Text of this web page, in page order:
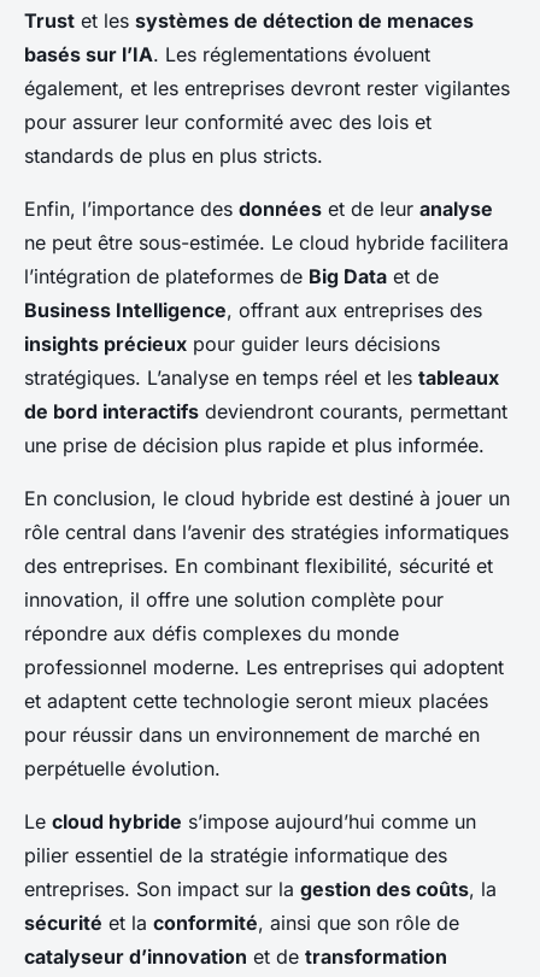
Trust et les systèmes de détection de menaces
basés sur l’IA. Les réglementations évoluent
également, et les entreprises devront rester vigilantes
pour assurer leur conformité avec des lois et
standards de plus en plus stricts.
Enfin, l’importance des données et de leur analyse
ne peut être sous-estimée. Le cloud hybride facilitera
l’intégration de plateformes de Big Data et de
Business Intelligence, offrant aux entreprises des
insights précieux pour guider leurs décisions
stratégiques. L’analyse en temps réel et les tableaux
de bord interactifs deviendront courants, permettant
une prise de décision plus rapide et plus informée.
En conclusion, le cloud hybride est destiné à jouer un
rôle central dans l’avenir des stratégies informatiques
des entreprises. En combinant flexibilité, sécurité et
innovation, il offre une solution complète pour
répondre aux défis complexes du monde
professionnel moderne. Les entreprises qui adoptent
et adaptent cette technologie seront mieux placées
pour réussir dans un environnement de marché en
perpétuelle évolution.
Le cloud hybride s’impose aujourd’hui comme un
pilier essentiel de la stratégie informatique des
entreprises. Son impact sur la gestion des coûts, la
sécurité et la conformité, ainsi que son rôle de
catalyseur d’innovation et de transformation